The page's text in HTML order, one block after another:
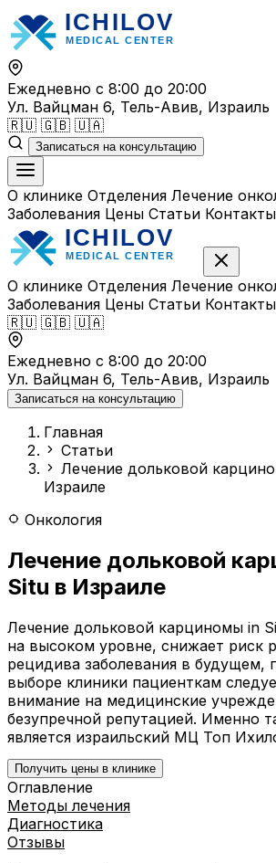
Перейти
к
содержимому
Ежедневно с 8:00 до 20:00
Ул. Вайцман 6, Тель-Авив, Израиль
🇷🇺 🇬🇧 🇺🇦
Записаться на консультацию
О клинике Отделения Лечение
Заболевания Цены Статьи Контакты
О клинике Отделения Лечение
Заболевания Цены Статьи Контакты
🇷🇺 🇬🇧 🇺🇦
Ежедневно с 8:00 до 20:00
Ул. Вайцман 6, Тель-Авив, Израиль
Записаться на консультацию
Главная
Статьи
Лечение дольковой
Израиле
Онкология
Лечение дольковой
Situ в Израиле
Лечение дольковой карциномы in
на высоком уровне, снижает риск
рецидива заболевания в будущем,
выборе клиники пациенткам
внимание на медицинские
безупречной репутацией. Именно
является израильский МЦ Топ
Получить цены в клинике
Оглавление
Методы лечения
Диагностика
Отзывы